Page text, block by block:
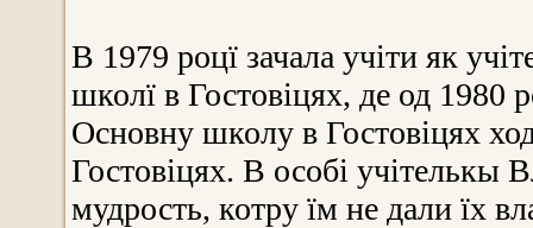
В 1979 роцї зачала учіти як
школї в Гостовіцях, де од
Основну школу в Гостовіцях
Гостовіцях. В особі учітелькы
мудрость, котру їм не дали їх